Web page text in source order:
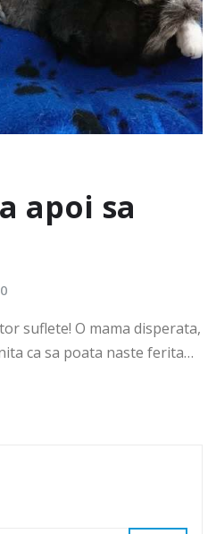
apoi sa
0
suflete! O mama disperata,
ca sa poata naste ferita…